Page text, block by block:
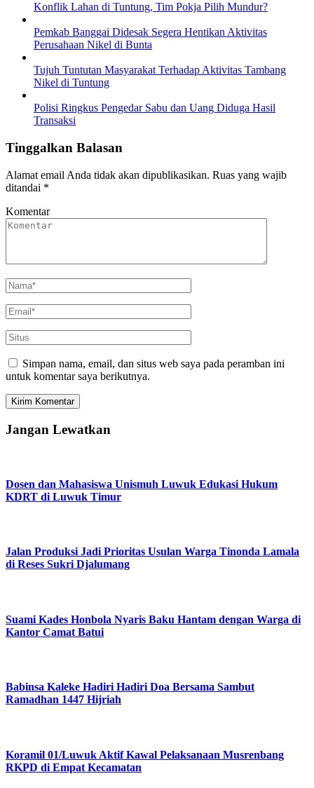
Konflik Lahan di Tuntung, Tim Pokja Pilih Mundur?
Pemkab Banggai Didesak Segera Hentikan Aktivitas
Perusahaan Nikel di Bunta
Tujuh Tuntutan Masyarakat Terhadap Aktivitas Tambang
Nikel di Tuntung
Polisi Ringkus Pengedar Sabu dan Uang Diduga Hasil
Transaksi
Tinggalkan Balasan
Alamat email Anda tidak akan dipublikasikan. Ruas yang wajib
ditandai *
Komentar
Simpan nama, email, dan situs web saya pada peramban ini
untuk komentar saya berikutnya.
Jangan Lewatkan
Dosen dan Mahasiswa Unismuh Luwuk Edukasi Hukum
KDRT di Luwuk Timur
Jalan Produksi Jadi Prioritas Usulan Warga Tinonda Lamala
di Reses Sukri Djalumang
Suami Kades Honbola Nyaris Baku Hantam dengan Warga di
Kantor Camat Batui
Babinsa Kaleke Hadiri Hadiri Doa Bersama Sambut
Ramadhan 1447 Hijriah
Koramil 01/Luwuk Aktif Kawal Pelaksanaan Musrenbang
RKPD di Empat Kecamatan